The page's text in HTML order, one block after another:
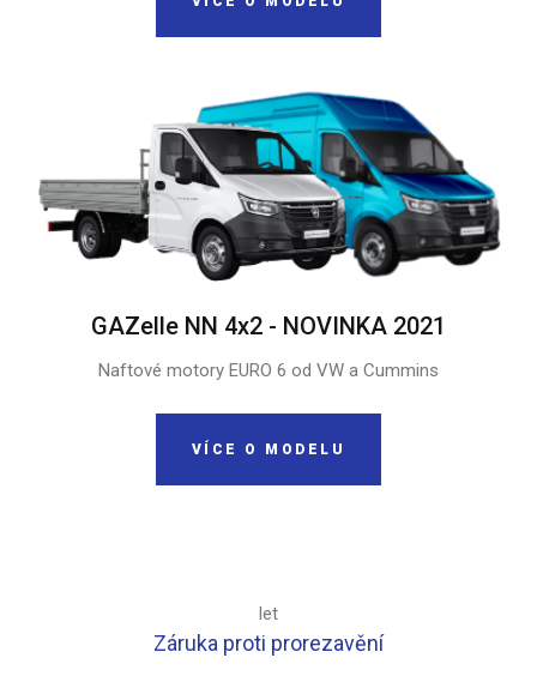
GAZelle NN 4x2 - NOVINKA 2021
Naftové motory EURO 6 od VW a Cummins
VÍCE O MODELU
let
Záruka proti prorezavění